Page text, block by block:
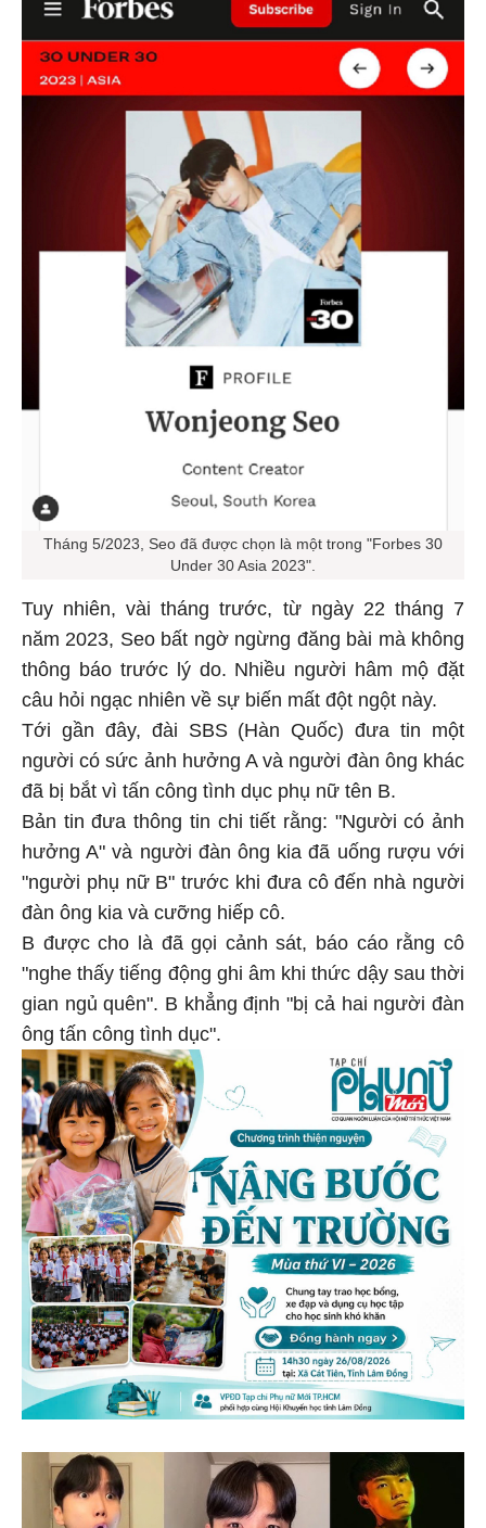
Tháng 5/2023, Seo đã được chọn là một trong "Forbes 30
Under 30 Asia 2023".
Tuy nhiên, vài tháng trước, từ ngày 22 tháng 7
năm 2023, Seo bất ngờ ngừng đăng bài mà không
thông báo trước lý do. Nhiều người hâm mộ đặt
câu hỏi ngạc nhiên về sự biến mất đột ngột này.
Tới gần đây, đài SBS (Hàn Quốc) đưa tin một
người có sức ảnh hưởng A và người đàn ông khác
đã bị bắt vì tấn công tình dục phụ nữ tên B.
Bản tin đưa thông tin chi tiết rằng: "Người có ảnh
hưởng A" và người đàn ông kia đã uống rượu với
"người phụ nữ B" trước khi đưa cô đến nhà người
đàn ông kia và cưỡng hiếp cô.
B được cho là đã gọi cảnh sát, báo cáo rằng cô
"nghe thấy tiếng động ghi âm khi thức dậy sau thời
gian ngủ quên". B khẳng định "bị cả hai người đàn
ông tấn công tình dục".